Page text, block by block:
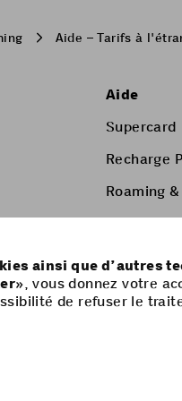
Aide – Tarifs à
Aide
Supercard
Recharge
Roaming
ainsi que d’autres
», vous donnez votre
de refuser le